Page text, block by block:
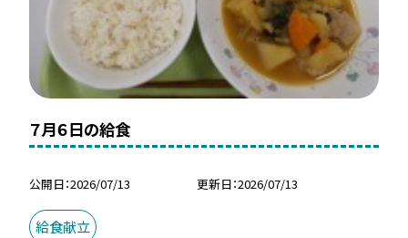
７月６日の給食
公開日 2026/07/13 更新日 2026/07/13
給食献立